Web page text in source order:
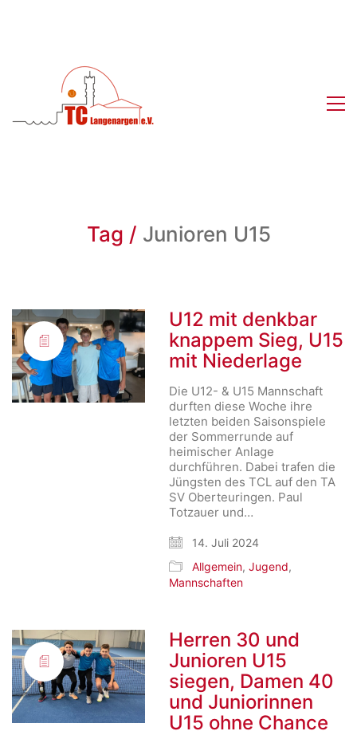
Tag / Junioren U15
U12 mit denkbar
knappem Sieg, U15
mit Niederlage
Die U12- & U15 Mannschaft
durften diese Woche ihre
letzten beiden Saisonspiele
der Sommerrunde auf
heimischer Anlage
durchführen. Dabei trafen die
Jüngsten des TCL auf den TA
SV Oberteuringen. Paul
Totzauer und…
14. Juli 2024
Allgemein,Jugend,
Mannschaften
Herren 30 und
Junioren U15
siegen, Damen 40
und Juniorinnen
U15 ohne Chance